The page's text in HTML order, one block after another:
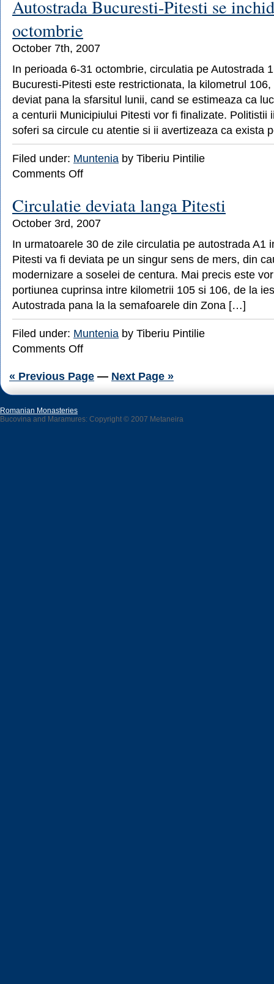
de
euro
refacerea
Centrului
al
Brailei
Autostrada Bucuresti-Pitesti se
octombrie
October 7th, 2007
In perioada 6-31 octombrie, circulatia pe Autostrada
Bucuresti-Pitesti este restrictionata, la kilometrul
deviat pana la sfarsitul lunii, cand se estimeaza ca
a centurii Municipiului Pitesti vor fi finalizate. Politistii
soferi sa circule cu atentie si ii avertizeaza ca exista
Filed under: Muntenia by Tiberiu Pintilie
Comments Offon
Pitesti
se
inchide
pe
31
octombrie
Circulatie deviata langa Pitesti
October 3rd, 2007
In urmatoarele 30 de zile circulatia pe autostrada A1
Pitesti va fi deviata pe un singur sens de mers, din
modernizare a soselei de centura. Mai precis este
portiunea cuprinsa intre kilometrii 105 si 106, de la
Autostrada pana la la semafoarele din Zona […]
Filed under: Muntenia by Tiberiu Pintilie
Comments Offon
langa
« Previous Page — Next Page »
Romanian Monasteries
Bucovina and Maramures: Copyright © 2007 Metaneira